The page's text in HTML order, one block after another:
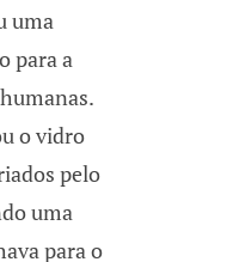
uma
para a
o vidro
pelo
uma
para o